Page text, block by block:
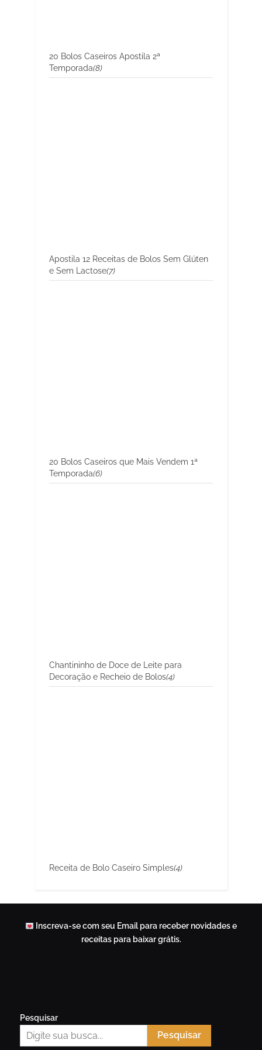
20 Bolos Caseiros Apostila 2ª
Temporada(8)
Apostila 12 Receitas de Bolos Sem Glúten
e Sem Lactose(7)
20 Bolos Caseiros que Mais Vendem 1ª
Temporada(6)
Chantininho de Doce de Leite para
Decoração e Recheio de Bolos(4)
Receita de Bolo Caseiro Simples(4)
Inscreva-se com seu Email para receber novidades e
receitas para baixar grátis.
Pesquisar
Pesquisar